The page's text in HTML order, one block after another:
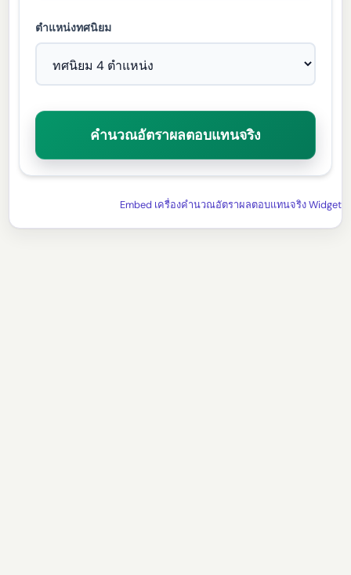
ตำแหน่งทศนิยม
คำนวณอัตราผลตอบแทนจริง
Embed เครื่องคำนวณอัตราผลตอบแทนจริง Widget